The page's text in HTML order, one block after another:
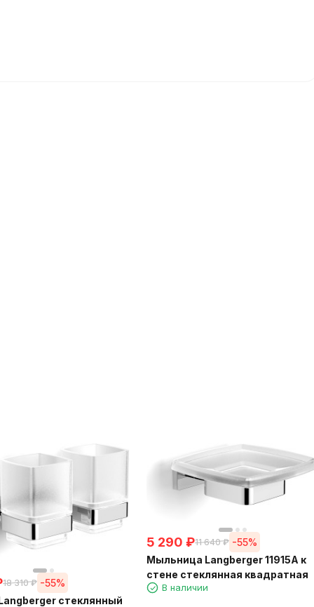
18 310 ₽ -55%
стеклянный
5 290 ₽11 640 ₽ -55%
Мыльница Langberger 11915A к
стене стеклянная квадратная
В наличии